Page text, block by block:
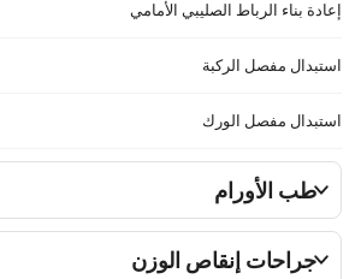
إعادة بناء الرباط الصليبي الأمامي
استبدال مفصل الركبة
استبدال مفصل الورك
طب الأورام
جراحات إنقاص الوزن